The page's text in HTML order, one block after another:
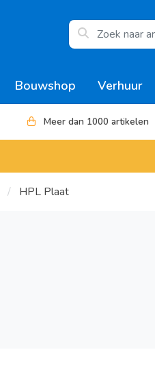
Bouwshop Verhuur
Meer dan 1000 artikelen
HPL Plaat